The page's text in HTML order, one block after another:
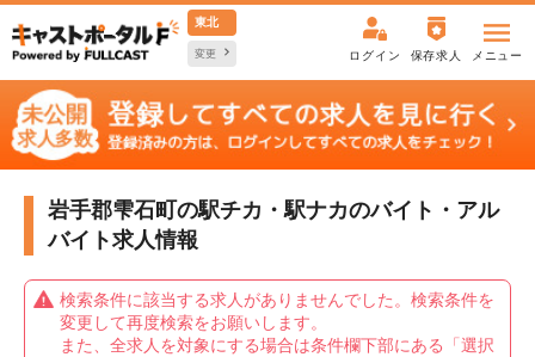
東北
変更 ログイン 保存求人 メニュー
岩手郡雫石町の駅チカ・駅ナカのバイト・アル
バイト求人情報
検索条件に該当する求人がありませんでした。検索条件を
変更して再度検索をお願いします。
また、全求人を対象にする場合は条件欄下部にある「選択